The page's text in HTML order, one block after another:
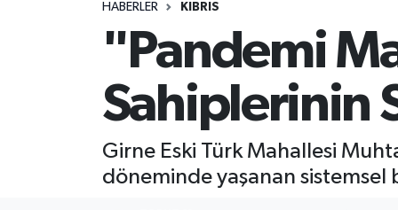
HABERLER KIBRIS
"Pandemi
Sahiplerinin
Girne Eski Türk Mahallesi
döneminde yaşanan
MAGAZİN
TEKNOLOJİ
Süper Lig Puan Durumu ve Fikstür
Son Dakika Haberleri
Haber Arşivi